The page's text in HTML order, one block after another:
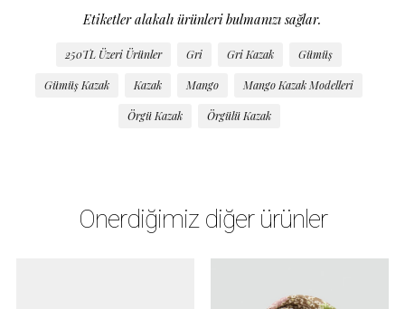
Etiketler alakalı ürünleri bulmanızı sağlar.
250TL Üzeri Ürünler Gri Gri Kazak Gümüş
Gümüş Kazak Kazak Mango Mango Kazak Modelleri
Örgü Kazak Örgülü Kazak
Önerdiğimiz diğer ürünler